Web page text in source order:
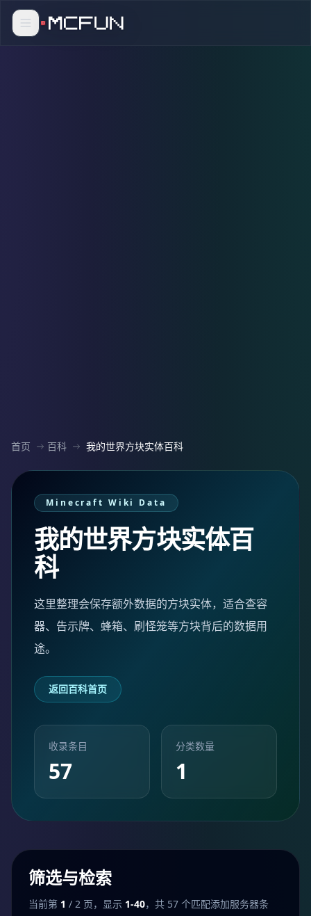
首页 百科 我的世界方块实体百科
Minecraft Wiki Data
我的世界方块实体百
科
这里整理会保存额外数据的方块实体，适合查容
器、告示牌、蜂箱、刷怪笼等方块背后的数据用
途。
返回百科首页
收录条目
57
分类数量
1
筛选与检索
当前第 1 / 2 页，显示 1-40，共 57 个匹配添加服务器条